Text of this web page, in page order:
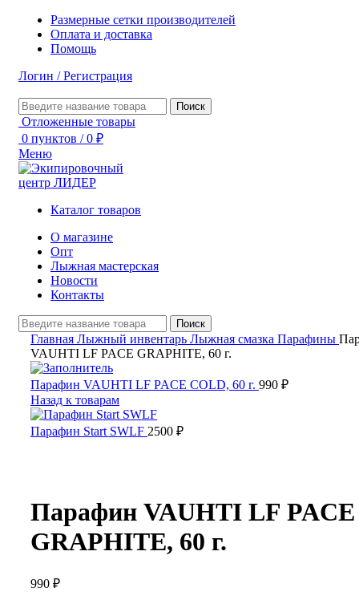
Размерные сетки производителей
Оплата и доставка
Помощь
Логин / Регистрация
Поиск
Отложенные товары
0 пунктов / 0 ₽
Меню
Каталог товаров
О магазине
Опт
Лыжная мастерская
Новости
Контакты
Поиск
Главная Лыжный инвентарь Лыжная смазка Парафины
VAUHTI LF PACE GRAPHITE, 60 г.
Парафин VAUHTI LF PACE COLD, 60 г. 990 ₽
Назад к товарам
Парафин Start SWLF 2500 ₽
Парафин VAUHTI LF PACE
GRAPHITE, 60 г.
990 ₽